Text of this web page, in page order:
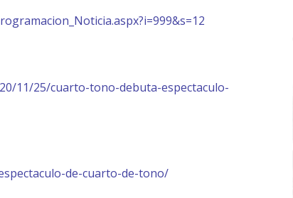
11/25/cuarto-tono-debuta-espectaculo-
de-cuarto-de-tono/